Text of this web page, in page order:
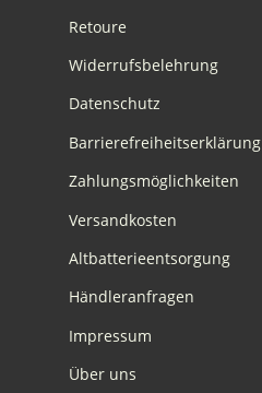
Retoure
Widerrufsbelehrung
Datenschutz
Barrierefreiheitserklärung
Zahlungsmöglichkeiten
Versandkosten
Altbatterieentsorgung
Händleranfragen
Impressum
Über uns